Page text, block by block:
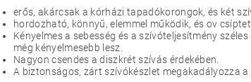
erős, akárcsak a kórházi tapadókorongok, és két
hordozható, könnyű, elemmel működik, és ov
Kényelmes a sebesség és a szívóteljesítmény
még kényelmesebb lesz.
Nagyon csendes a diszkrét szívás érdekében.
A biztonságos, zárt szívókészlet megakadályozza